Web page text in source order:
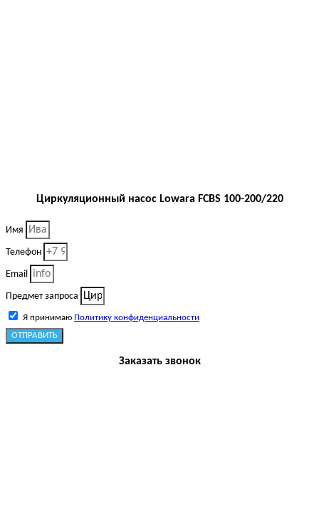
Циркуляционный насос Lowara FCBS 100-200/220
Имя
Телефон
Email
Предмет запроса
Я принимаю Политику конфиденциальности
ОТПРАВИТЬ
Заказать звонок